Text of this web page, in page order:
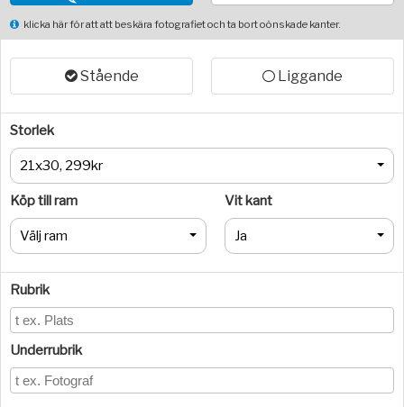
klicka här för att att beskära fotografiet och ta bort oönskade kanter.
Stående Liggande
Storlek
21x30, 299kr
Köp till ram
Välj ram
Vit kant
Ja
Rubrik
Underrubrik